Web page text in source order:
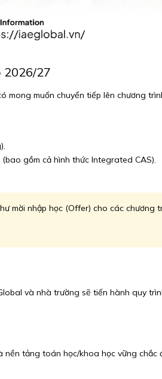
2026/27
muốn chuyển tiếp lên chương
gồm cả hình thức Integrated CAS).
mời nhập học (Offer) cho các chương
và nhà trường sẽ tiến hành quy
tảng toán học/khoa học vững